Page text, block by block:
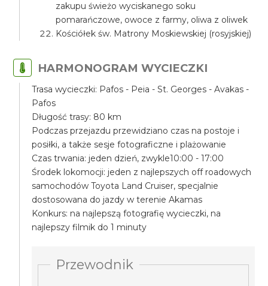
zakupu świeżo wyciskanego soku
pomarańczowe, owoce z farmy, oliwa z oliwek
Kościółek św. Matrony Moskiewskiej (rosyjskiej)
HARMONOGRAM WYCIECZKI
Trasa wycieczki: Pafos - Peia - St. Georges - Avakas -
Pafos
Długość trasy: 80 km
Podczas przejazdu przewidziano czas na postoje i
posiłki, a także sesje fotograficzne i plażowanie
Czas trwania: jeden dzień, zwykle10:00 - 17:00
Środek lokomocji: jeden z najlepszych off roadowych
samochodów Toyota Land Cruiser, specjalnie
dostosowana do jazdy w terenie Akamas
Konkurs: na najlepszą fotografię wycieczki, na
najlepszy filmik do 1 minuty
Przewodnik